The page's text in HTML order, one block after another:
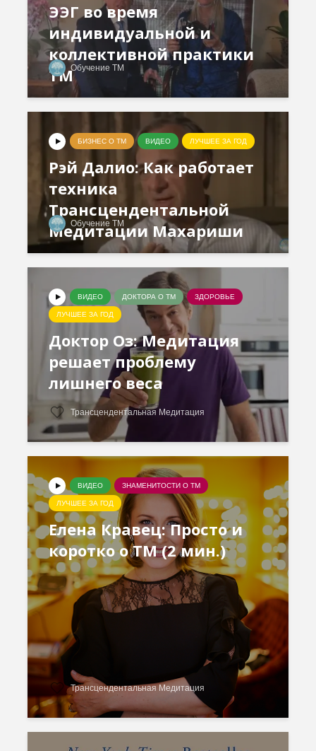
ЭЭГ во время
индивидуальной и
коллективной практики
ТМОбучение ТМ
БИЗНЕС О ТМ ВИДЕО ЛУЧШЕЕ ЗА ГОД
Рэй Далио: Как работает
техника
Трансцендентальной
Медитации Махариши
Обучение ТМ
ВИДЕО ДОКТОРА О ТМ ЗДОРОВЬЕ
ЛУЧШЕЕ ЗА ГОД
Доктор Оз: Медитация
решает проблему
лишнего веса
Трансцендентальная Медитация
ВИДЕО ЗНАМЕНИТОСТИ О ТМ
ЛУЧШЕЕ ЗА ГОД
Елена Кравец: Просто и
коротко о ТМ (2 мин.)
Трансцендентальная Медитация